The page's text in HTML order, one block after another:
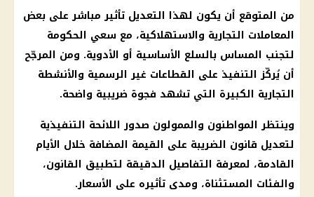
من المتوقع أن يكون لهذا التعديل تأثير مباشر على بعض
المعاملات التجارية والاستهلاكية، مع سعي الحكومة
لتجنب المساس بالسلع الأساسية أو الأدوية. ومن المرجّح
أن يُركّز التنفيذ على القطاعات غير الرسمية والأنشطة
التجارية الكبيرة التي تشهد فجوة ضريبية واضحة.
وينتظر المواطنون والممولون صدور اللائحة التنفيذية
لتعديل قانون الضريبة على القيمة المضافة خلال الأيام
القادمة، لمعرفة التفاصيل الدقيقة لتطبيق القانون،
والفئات المستثناة، ومدى تأثيره على الأسعار.